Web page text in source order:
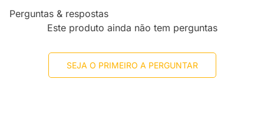
Perguntas & respostas
Este produto ainda não tem perguntas
SEJA O PRIMEIRO A PERGUNTAR